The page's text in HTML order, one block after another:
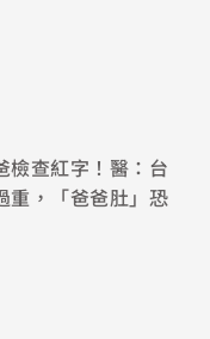
檢查紅字！醫：台
重，「爸爸肚」恐